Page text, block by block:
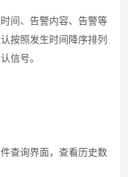
间、告警内容、告警等
按照发生时间 降序排列
信号。
查询界面，查看历史数